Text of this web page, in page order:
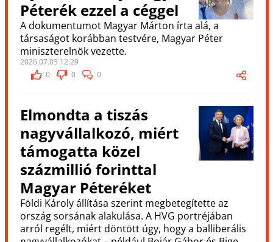
Péterék ezzel a céggel
A dokumentumot Magyar Márton írta alá, a
társaságot korábban testvére, Magyar Péter
miniszterelnök vezette.
2026.07.03 12:29
0
0 0
Elmondta a tiszás
nagyvállalkozó, miért
támogatta közel
százmillió forinttal
Magyar Péteréket
Földi Károly állítása szerint megbetegítette az
ország sorsának alakulása. A HVG portréjában
arról regélt, miért döntött úgy, hogy a balliberális